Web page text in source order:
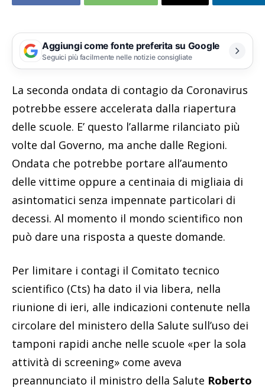
Aggiungi come fonte preferita su Google
Seguici più facilmente nelle notizie consigliate
La seconda ondata di contagio da Coronavirus
potrebbe essere accelerata dalla riapertura
delle scuole. E’ questo l’allarme rilanciato più
volte dal Governo, ma anche dalle Regioni.
Ondata che potrebbe portare all’aumento
delle vittime oppure a centinaia di migliaia di
asintomatici senza impennate particolari di
decessi. Al momento il mondo scientifico non
può dare una risposta a queste domande.
Per limitare i contagi il Comitato tecnico
scientifico (Cts) ha dato il via libera, nella
riunione di ieri, alle indicazioni contenute nella
circolare del ministero della Salute sull’uso dei
tamponi rapidi anche nelle scuole «per la sola
attività di screening» come aveva
preannunciato il ministro della Salute Roberto